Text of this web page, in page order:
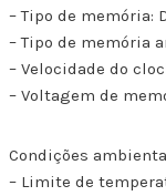
– Tipo de memória:
– Tipo de memória
– Velocidade do
– Voltagem de
Condições
– Limite de